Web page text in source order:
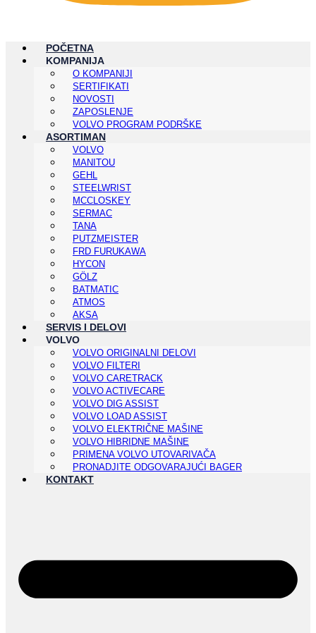
POČETNA
KOMPANIJA
O KOMPANIJI
SERTIFIKATI
NOVOSTI
ZAPOSLENJE
VOLVO PROGRAM PODRŠKE
ASORTIMAN
VOLVO
MANITOU
GEHL
STEELWRIST
MCCLOSKEY
SERMAC
TANA
PUTZMEISTER
FRD FURUKAWA
HYCON
GÖLZ
BATMATIC
ATMOS
AKSA
SERVIS I DELOVI
VOLVO
VOLVO ORIGINALNI DELOVI
VOLVO FILTERI
VOLVO CARETRACK
VOLVO ACTIVECARE
VOLVO DIG ASSIST
VOLVO LOAD ASSIST
VOLVO ELEKTRIČNE MAŠINE
VOLVO HIBRIDNE MAŠINE
PRIMENA VOLVO UTOVARIVAČA
PRONADJITE ODGOVARAJUĆI BAGER
KONTAKT